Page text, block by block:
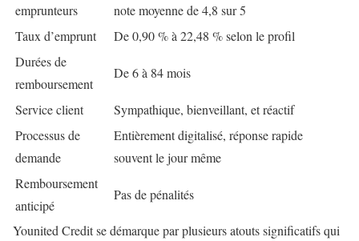
emprunteurs
note moyenne de 4,8 sur 5
Taux d’emprunt
De 0,90 % à 22,48 % selon le profil
Durées de
remboursement
De 6 à 84 mois
Service client
Sympathique, bienveillant, et réactif
Processus de
demande
Entièrement digitalisé, réponse rapide
souvent le jour même
Remboursement
anticipé
Pas de pénalités
Younited Credit se démarque par plusieurs atouts significatifs qui